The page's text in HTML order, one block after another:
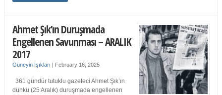
Ahmet Şık’ın Duruşmada
Engellenen Savunması – ARALIK
2017
Güneyin Işıkları | February 16, 2025
361 gündür tutuklu gazeteci Ahmet Şık’ın
dünkü (25 Aralık) duruşmada engellenen